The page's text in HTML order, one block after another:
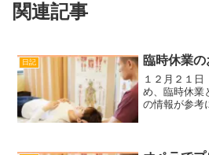
関連記事
日記 臨時休業
１２月２１日
め、臨時休業
の情報が参考